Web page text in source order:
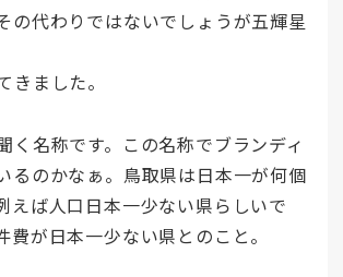
の代わりではないでしょうが五輝星
きました。
く名称です。この名称でブランディ
るのかなぁ。鳥取県は日本一が何個
えば人口日本一少ない県らしいで
費が日本一少ない県とのこと。